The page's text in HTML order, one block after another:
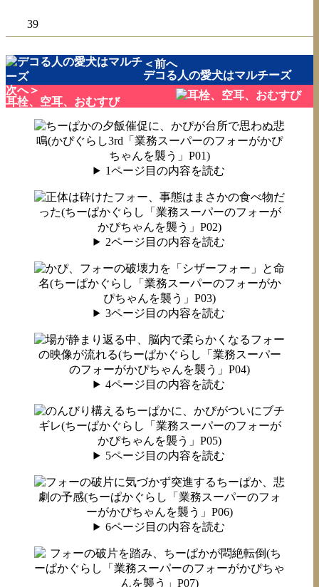
39
＜前へ
デコる人の愛犬はマルチーズ
次へ＞
耳栓、空耳、おむすび
1ページ目の内容を読む
2ページ目の内容を読む
3ページ目の内容を読む
4ページ目の内容を読む
5ページ目の内容を読む
6ページ目の内容を読む